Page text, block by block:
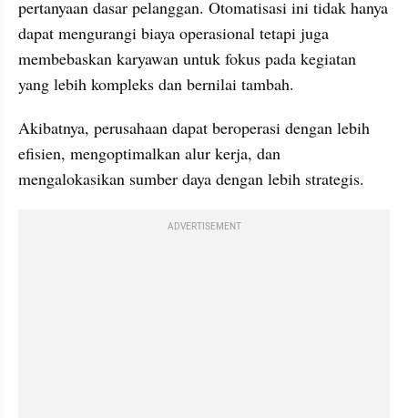
pertanyaan dasar pelanggan. Otomatisasi ini tidak hanya
dapat mengurangi biaya operasional tetapi juga
membebaskan karyawan untuk fokus pada kegiatan
yang lebih kompleks dan bernilai tambah.
Akibatnya, perusahaan dapat beroperasi dengan lebih
efisien, mengoptimalkan alur kerja, dan
mengalokasikan sumber daya dengan lebih strategis.
ADVERTISEMENT